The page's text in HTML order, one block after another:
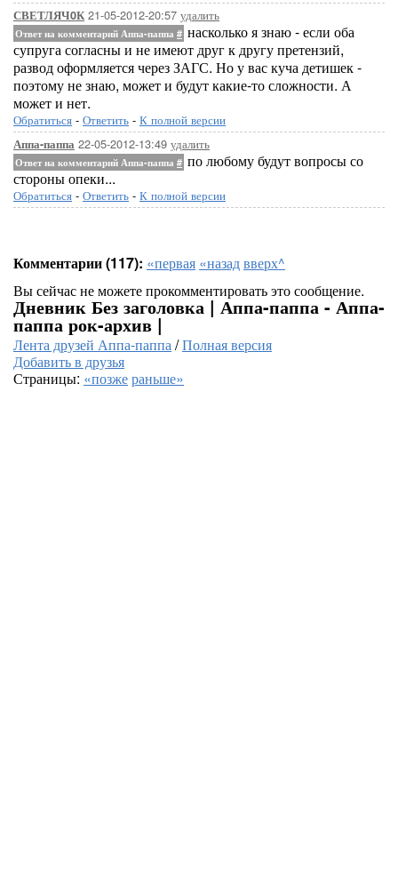
СВЕТЛЯЧ0К21-05-2012-20:57 удалить
Ответ на комментарий Аппа-паппа # насколько я знаю - если оба
супруга согласны и не имеют друг к другу претензий,
развод оформляется через ЗАГС. Но у вас куча детишек -
поэтому не знаю, может и будут какие-то сложности. А
может и нет.
Обратиться - Ответить - К полной версии
Аппа-паппа 22-05-2012-13:49 удалить
Ответ на комментарий Аппа-паппа # по любому будут вопросы со
стороны опеки...
Обратиться - Ответить - К полной версии
Комментарии (117): «первая «назадвверх^
Вы сейчас не можете прокомментировать это сообщение.
Дневник Без заголовка | Аппа-паппа - Аппа-
паппа рок-архив |
Лента друзей Аппа-паппа/Полная версия
Добавить в друзья
Страницы: «позжераньше»